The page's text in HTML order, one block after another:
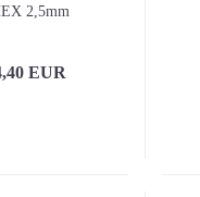
2,5mm
EUR